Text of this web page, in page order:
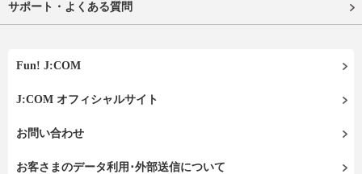
サポート・よくある質問
Fun! J:COM
J:COM オフィシャルサイト
お問い合わせ
お客さまのデータ利用･外部送信について